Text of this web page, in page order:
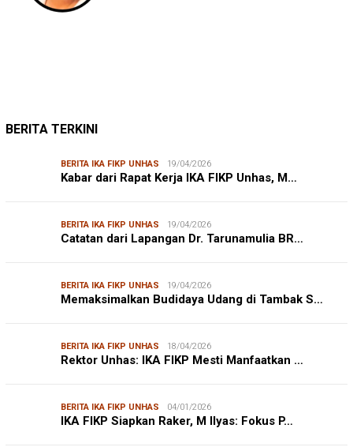
JUMARDI LANTA
BERITA TERKINI
BERITA IKA FIKP UNHAS 19/04/2026
Kabar dari Rapat Kerja IKA FIKP Unhas, M…
BERITA IKA FIKP UNHAS 19/04/2026
Catatan dari Lapangan Dr. Tarunamulia BR…
BERITA IKA FIKP UNHAS 19/04/2026
Memaksimalkan Budidaya Udang di Tambak S…
BERITA IKA FIKP UNHAS 18/04/2026
Rektor Unhas: IKA FIKP Mesti Manfaatkan …
BERITA IKA FIKP UNHAS 04/01/2026
IKA FIKP Siapkan Raker, M Ilyas: Fokus P…